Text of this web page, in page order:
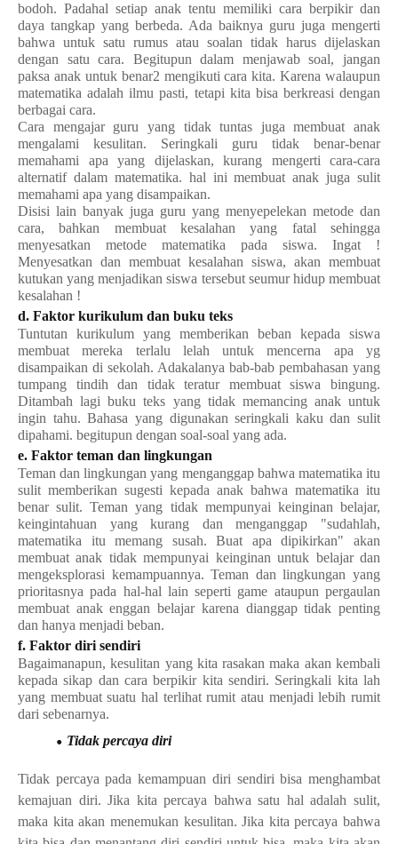
bodoh. Padahal setiap anak tentu memiliki cara berpikir dan
daya tangkap yang berbeda. Ada baiknya guru juga mengerti
bahwa untuk satu rumus atau soalan tidak harus dijelaskan
dengan satu cara. Begitupun dalam menjawab soal, jangan
paksa anak untuk benar2 mengikuti cara kita. Karena walaupun
matematika adalah ilmu pasti, tetapi kita bisa berkreasi dengan
berbagai cara.
Cara mengajar guru yang tidak tuntas juga membuat anak
mengalami kesulitan. Seringkali guru tidak benar-benar
memahami apa yang dijelaskan, kurang mengerti cara-cara
alternatif dalam matematika. hal ini membuat anak juga sulit
memahami apa yang disampaikan.
Disisi lain banyak juga guru yang menyepelekan metode dan
cara, bahkan membuat kesalahan yang fatal sehingga
menyesatkan metode matematika pada siswa. Ingat !
Menyesatkan dan membuat kesalahan siswa, akan membuat
kutukan yang menjadikan siswa tersebut seumur hidup membuat
kesalahan !
d. Faktor kurikulum dan buku teks
Tuntutan kurikulum yang memberikan beban kepada siswa
membuat mereka terlalu lelah untuk mencerna apa yg
disampaikan di sekolah. Adakalanya bab-bab pembahasan yang
tumpang tindih dan tidak teratur membuat siswa bingung.
Ditambah lagi buku teks yang tidak memancing anak untuk
ingin tahu. Bahasa yang digunakan seringkali kaku dan sulit
dipahami. begitupun dengan soal-soal yang ada.
e. Faktor teman dan lingkungan
Teman dan lingkungan yang menganggap bahwa matematika itu
sulit memberikan sugesti kepada anak bahwa matematika itu
benar sulit. Teman yang tidak mempunyai keinginan belajar,
keingintahuan yang kurang dan menganggap "sudahlah,
matematika itu memang susah. Buat apa dipikirkan" akan
membuat anak tidak mempunyai keinginan untuk belajar dan
mengeksplorasi kemampuannya. Teman dan lingkungan yang
prioritasnya pada hal-hal lain seperti game ataupun pergaulan
membuat anak enggan belajar karena dianggap tidak penting
dan hanya menjadi beban.
f. Faktor diri sendiri
Bagaimanapun, kesulitan yang kita rasakan maka akan kembali
kepada sikap dan cara berpikir kita sendiri. Seringkali kita lah
yang membuat suatu hal terlihat rumit atau menjadi lebih rumit
dari sebenarnya.
Tidak percaya diri
Tidak percaya pada kemampuan diri sendiri bisa menghambat
kemajuan diri. Jika kita percaya bahwa satu hal adalah sulit,
maka kita akan menemukan kesulitan. Jika kita percaya bahwa